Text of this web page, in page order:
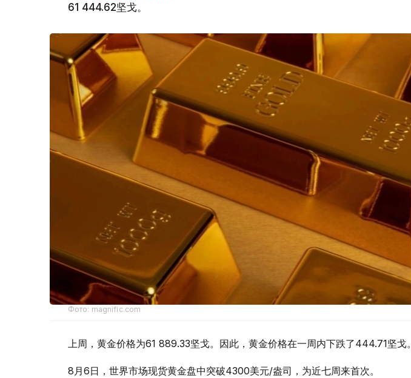
61 444.62坚戈。
Фото: magnific.com
上周，黄金价格为61 889.33坚戈。因此，黄金价格在一周内下跌了444.71坚戈。
8月6日，世界市场现货黄金盘中突破4300美元/盎司，为近七周来首次。